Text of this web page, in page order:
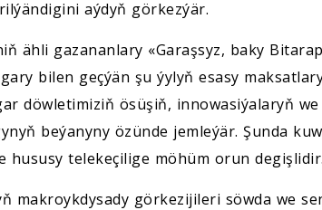
aýdyň görkezýär.
ähli gazananlary «Garaşsyz, baky
bilen geçýän şu ýylyň esasy
döwletimiziň ösüşiň, innowasiýalaryň
beýanyny özünde jemleýär. Şunda
hususy telekeçilige möhüm orun degişlidir.
makroykdysady görkezijileri söwda we